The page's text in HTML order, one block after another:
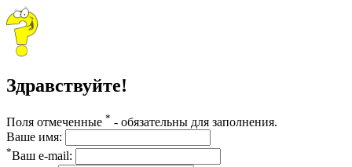
Здравствуйте!
Поля отмеченные * - обязательны для заполнения.
Ваше имя:
*Ваш e-mail: